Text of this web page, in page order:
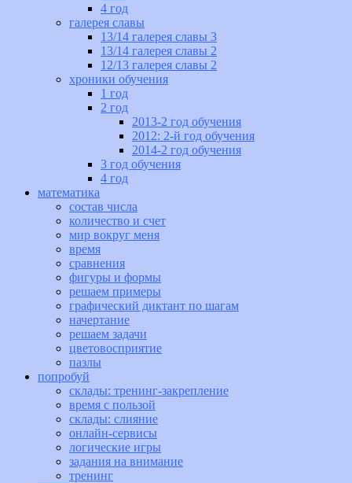
4 год
галерея славы
13/14 галерея славы 3
13/14 галерея славы 2
12/13 галерея славы 2
хроники обучения
1 год
2 год
2013-2 год обучения
2012: 2-й год обучения
2014-2 год обучения
3 год обучения
4 год
математика
состав числа
количество и счет
мир вокруг меня
время
сравнения
фигуры и формы
решаем примеры
графический диктант по шагам
начертание
решаем задачи
цветовосприятие
пазлы
попробуй
склады: тренинг-закрепление
время с пользой
склады: слияние
онлайн-сервисы
логические игры
задания на внимание
тренинг